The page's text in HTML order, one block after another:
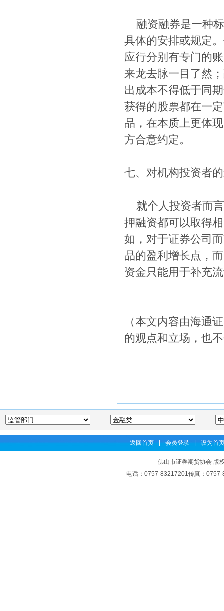
融资融券是一种
具体的安排或规定
应行分别有专门的
来龙去脉一目了然
出成本不得低于同
获得的股票都在一
品，在本质上更体
方合意约定。
七、对机构投资者
就个人投资者而
押融资都可以取得
如，对于证券公司
品的盈利增长点，
资金只能用于补充
（本文内容由海通
的观点和立场，也
返回首页 | 会员登录 | 设为首
佛山市证券期货协会 版
电话：0757-83217201传真：